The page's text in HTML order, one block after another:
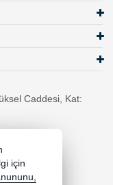
Caddesi, Kat:
için